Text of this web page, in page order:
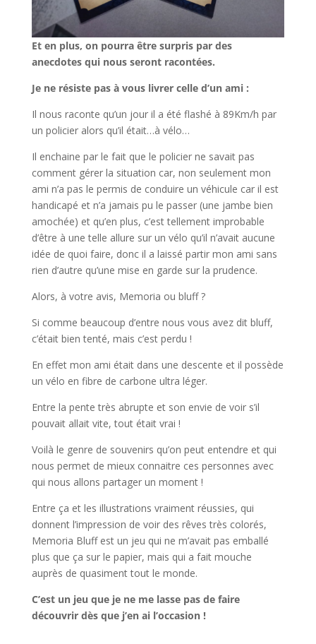
Et en plus, on pourra être surpris par des
anecdotes qui nous seront racontées.
Je ne résiste pas à vous livrer celle d’un ami :
Il nous raconte qu’un jour il a été flashé à 89Km/h par
un policier alors qu’il était…à vélo…
Il enchaine par le fait que le policier ne savait pas
comment gérer la situation car, non seulement mon
ami n’a pas le permis de conduire un véhicule car il est
handicapé et n’a jamais pu le passer (une jambe bien
amochée) et qu’en plus, c’est tellement improbable
d’être à une telle allure sur un vélo qu’il n’avait aucune
idée de quoi faire, donc il a laissé partir mon ami sans
rien d’autre qu’une mise en garde sur la prudence.
Alors, à votre avis, Memoria ou bluff ?
Si comme beaucoup d’entre nous vous avez dit bluff,
c’était bien tenté, mais c’est perdu !
En effet mon ami était dans une descente et il possède
un vélo en fibre de carbone ultra léger.
Entre la pente très abrupte et son envie de voir s’il
pouvait allait vite, tout était vrai !
Voilà le genre de souvenirs qu’on peut entendre et qui
nous permet de mieux connaitre ces personnes avec
qui nous allons partager un moment !
Entre ça et les illustrations vraiment réussies, qui
donnent l’impression de voir des rêves très colorés,
Memoria Bluff est un jeu qui ne m’avait pas emballé
plus que ça sur le papier, mais qui a fait mouche
auprès de quasiment tout le monde.
C’est un jeu que je ne me lasse pas de faire
découvrir dès que j’en ai l’occasion !